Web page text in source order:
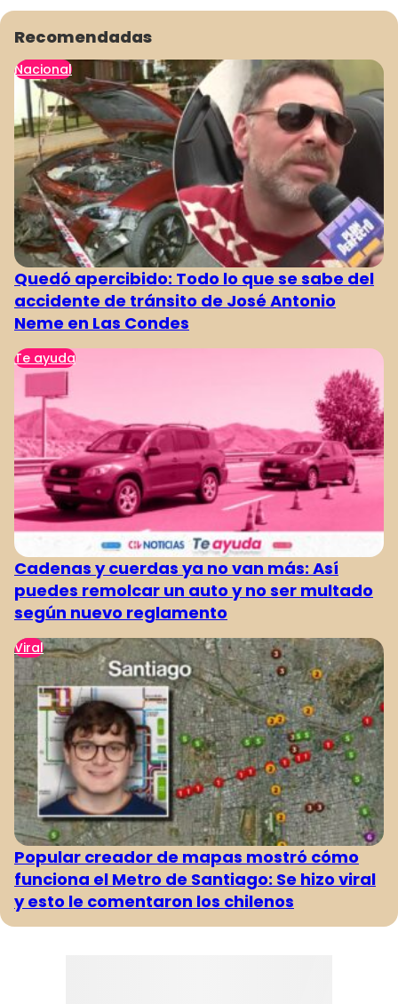
Recomendadas
Nacional
Quedó apercibido: Todo lo que se sabe del
accidente de tránsito de José Antonio
Neme en Las Condes
Te ayuda
Cadenas y cuerdas ya no van más: Así
puedes remolcar un auto y no ser multado
según nuevo reglamento
Viral
Popular creador de mapas mostró cómo
funciona el Metro de Santiago: Se hizo viral
y esto le comentaron los chilenos